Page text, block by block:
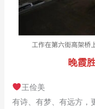
晚霞
王俭美
有诗、有梦、有远方，